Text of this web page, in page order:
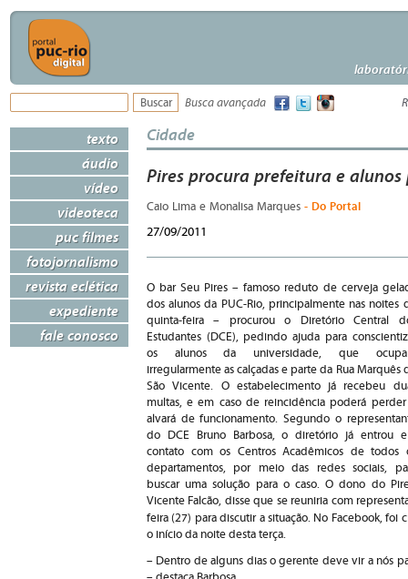
Busca avançada
texto
áudio
vídeo
videoteca
puc filmes
fotojornalismo
revista eclética
expediente
fale conosco
Cidade
Pires procura prefeitura e
Caio Lima e Monalisa Marques - Do Portal
27/09/2011
O bar Seu Pires – famoso reduto de cerveja
dos alunos da PUC-Rio, principalmente nas noites
quinta-feira – procurou o Diretório Central
Estudantes (DCE), pedindo ajuda para
os alunos da universidade, que
irregularmente as calçadas e parte da Rua Marquês
São Vicente. O estabelecimento já recebeu
multas, e em caso de reincidência poderá
alvará de funcionamento. Segundo o
do DCE Bruno Barbosa, o diretório já entrou
contato com os Centros Acadêmicos de todos
departamentos, por meio das redes sociais,
buscar uma solução para o caso. O dono do
Vicente Falcão, disse que se reuniria com
feira (27) para discutir a situação. No Facebook, foi
o início da noite desta terça.
– Dentro de alguns dias o gerente deve vir a nós